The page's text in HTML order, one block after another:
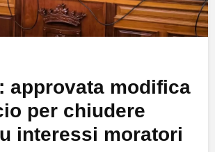
approvata modifica
per chiudere
interessi moratori